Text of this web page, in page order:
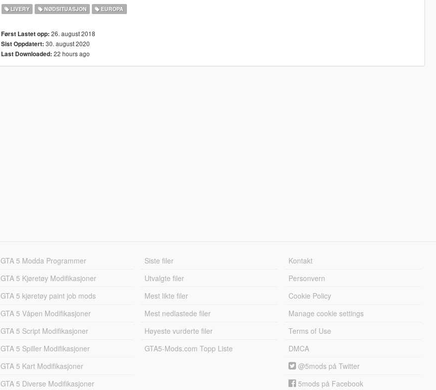
LIVERY NØDSITUASJON EUROPA
Først Lastet opp: 26. august 2018
Sist Oppdatert: 30. august 2020
Last Downloaded: 22 hours ago
GTA 5 Modda Programmer
GTA 5 Kjøretøy Modifikasjoner
GTA 5 kjøretøy paint job mods
GTA 5 Våpen Modifikasjoner
GTA 5 Script Modifikasjoner
GTA 5 Spiller Modifikasjoner
GTA 5 Kart Modifikasjoner
GTA 5 Diverse Modifikasjoner
Siste filer
Utvalgte filer
Mest likte filer
Mest nedlastede filer
Høyeste vurderte filer
GTA5-Mods.com Topp Liste
Kontakt
Personvern
Cookie Policy
Manage cookie settings
Terms of Use
DMCA
@5mods på Twitter
5mods på Facebook